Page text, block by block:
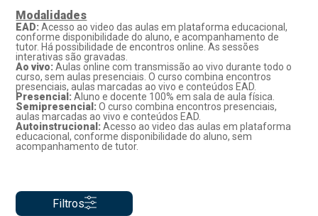
Modalidades
EAD:Acesso ao video das aulas em plataforma educacional,
conforme disponibilidade do aluno, e acompanhamento de
tutor. Há possibilidade de encontros online. As sessões
interativas são gravadas.
Ao vivo: Aulas online com transmissão ao vivo durante todo o
curso, sem aulas presenciais. O curso combina encontros
presenciais, aulas marcadas ao vivo e conteúdos EAD.
Presencial:Aluno e docente 100% em sala de aula física.
Semipresencial:O curso combina encontros presenciais,
aulas marcadas ao vivo e conteúdos EAD.
Autoinstrucional:Acesso ao video das aulas em plataforma
educacional, conforme disponibilidade do aluno, sem
acompanhamento de tutor.
Filtros